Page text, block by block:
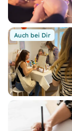
Auch bei Dir